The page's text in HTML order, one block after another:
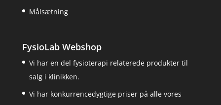
Målsætning
FysioLab Webshop
Vi har en del fysioterapi relaterede produkter til
salg i klinikken.
Vi har konkurrencedygtige priser på alle vores